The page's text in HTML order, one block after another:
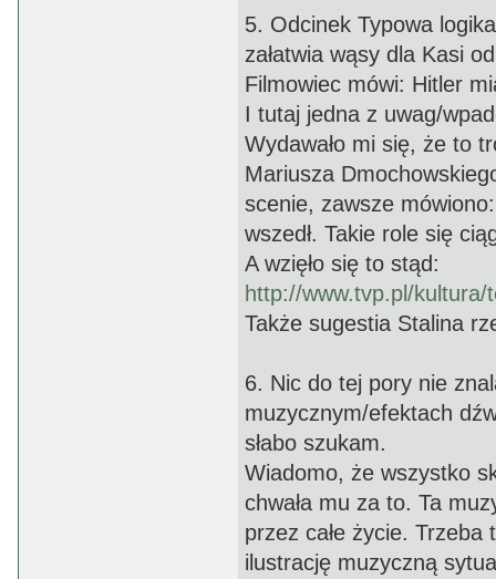
5. Odcinek Typowa
załatwia wąsy dla Kasi
Filmowiec mówi: Hitler
I tutaj jedna z uwag/
Wydawało mi się, że to
Mariusza
scenie, zawsze
wszedł. Takie role się
A wzięło się to stąd:
http://www.tvp.pl/
Także sugestia Stalina
6. Nic do tej pory nie
muzycznym/efektach
słabo szukam.
Wiadomo, że wszystko
chwała mu za to. Ta
przez całe życie.
ilustrację muzyczną